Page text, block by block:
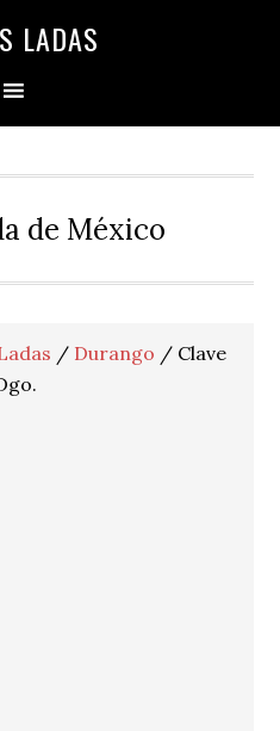
LADAS
de México
/ Durango / Clave